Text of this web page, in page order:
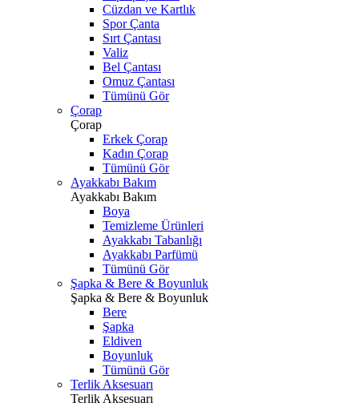
Cüzdan ve Kartlık
Spor Çanta
Sırt Çantası
Valiz
Bel Çantası
Omuz Çantası
Tümünü Gör
Çorap
Çorap
Erkek Çorap
Kadın Çorap
Tümünü Gör
Ayakkabı Bakım
Ayakkabı Bakım
Boya
Temizleme Ürünleri
Ayakkabı Tabanlığı
Ayakkabı Parfümü
Tümünü Gör
Şapka & Bere & Boyunluk
Şapka & Bere & Boyunluk
Bere
Şapka
Eldiven
Boyunluk
Tümünü Gör
Terlik Aksesuarı
Terlik Aksesuarı